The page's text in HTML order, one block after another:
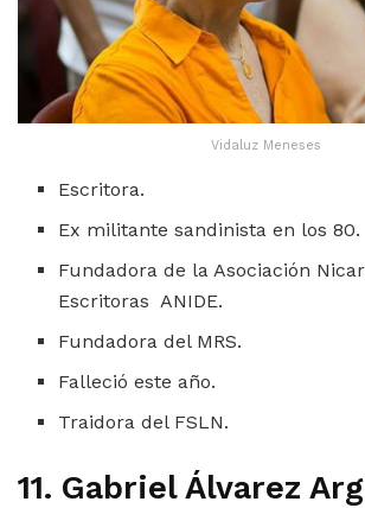
Vidaluz Meneses
Escritora.
Ex militante sandinista en los 80.
Fundadora de la Asociación
Escritoras ANIDE.
Fundadora del MRS.
Falleció este año.
Traidora del FSLN.
11. Gabriel Álvarez